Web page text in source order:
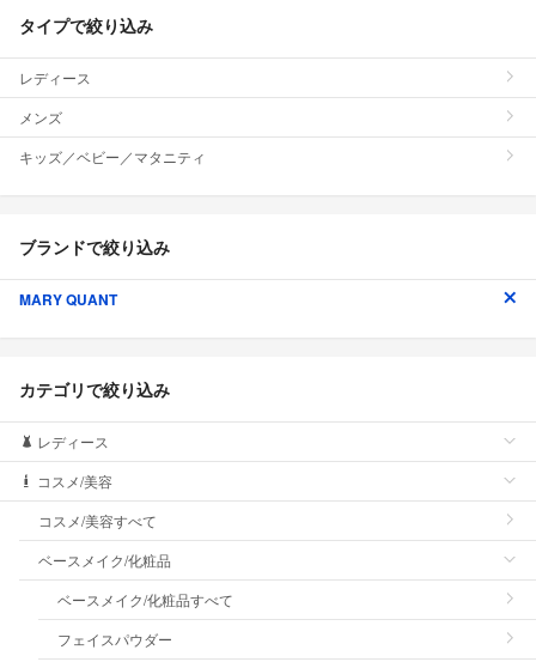
タイプで絞り込み
レディース
メンズ
キッズ／ベビー／マタニティ
ブランドで絞り込み
MARY QUANT
カテゴリで絞り込み
レディース
コスメ/美容
コスメ/美容すべて
ベースメイク/化粧品
ベースメイク/化粧品すべて
フェイスパウダー